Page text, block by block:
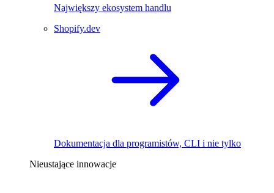
Największy ekosystem handlu
Shopify.dev
Dokumentacja dla programistów, CLI i nie tylko
Nieustające innowacje